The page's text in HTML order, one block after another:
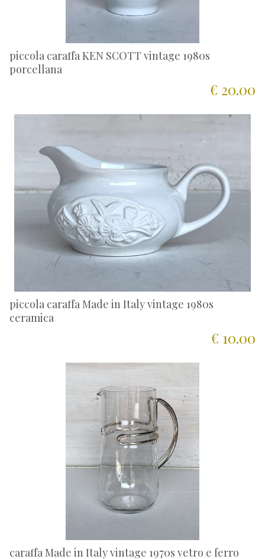
piccola caraffa KEN SCOTT vintage 1980s
porcellana
€ 20.00
piccola caraffa Made in Italy vintage 1980s
ceramica
€ 10.00
caraffa Made in Italy vintage 1970s vetro e ferro